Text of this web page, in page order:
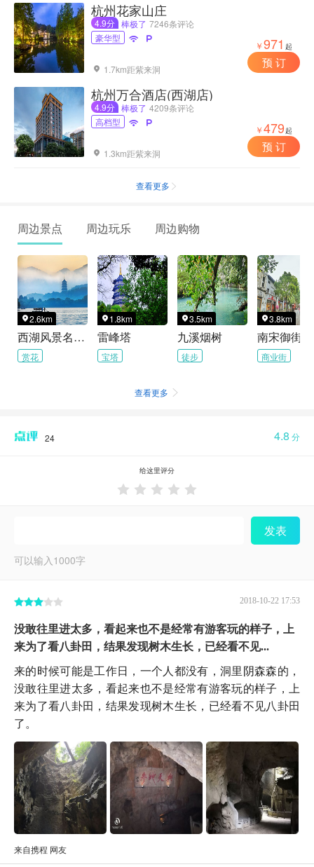
杭州花家山庄
4.9分 棒极了 7246条评论
豪华型
 
 1.7km距紫来洞
￥971起
预 订
杭州万合酒店(西湖店)
4.9分 棒极了 4209条评论
高档型
 
 1.3km距紫来洞
￥479起
预 订
查看更多 
周边景点 周边玩乐 周边购物
2.6km
西湖风景名胜区
赏花
 1.8km
雷峰塔
宝塔
3.5km
九溪烟树
徒步
3.8km
南宋御街
商业街
查看更多 
24 4.8 分
给这里评分
    
发表
可以输入1000字
2018-10-22 17:53
没敢往里进太多，看起来也不是经常有游客玩的样子，上
来为了看八卦田，结果发现树木生长，已经看不见...
来的时候可能是工作日，一个人都没有，洞里阴森森的，
没敢往里进太多，看起来也不是经常有游客玩的样子，上
来为了看八卦田，结果发现树木生长，已经看不见八卦田
了。
来自携程 网友